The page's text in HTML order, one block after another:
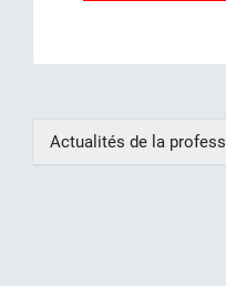
Actualités de la